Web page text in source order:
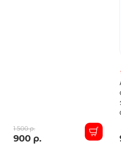
В
наличии
900 р.
1 500 р.